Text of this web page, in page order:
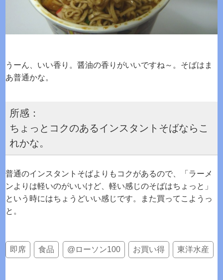
うーん、いい香り。醤油の香りがいいですね～。そばはま
あ普通かな。
所感：
ちょっとコクのあるインスタントそばならこ
れかな。
普通のインスタントそばよりもコクがあるので、「ラーメ
ンよりは軽いのがいいけど、軽い感じのそばはちょっと」
という時にはちょうどいい感じです。また買ってこようっ
と。
即席 食品 @ローソン100 お買い得 東洋水産